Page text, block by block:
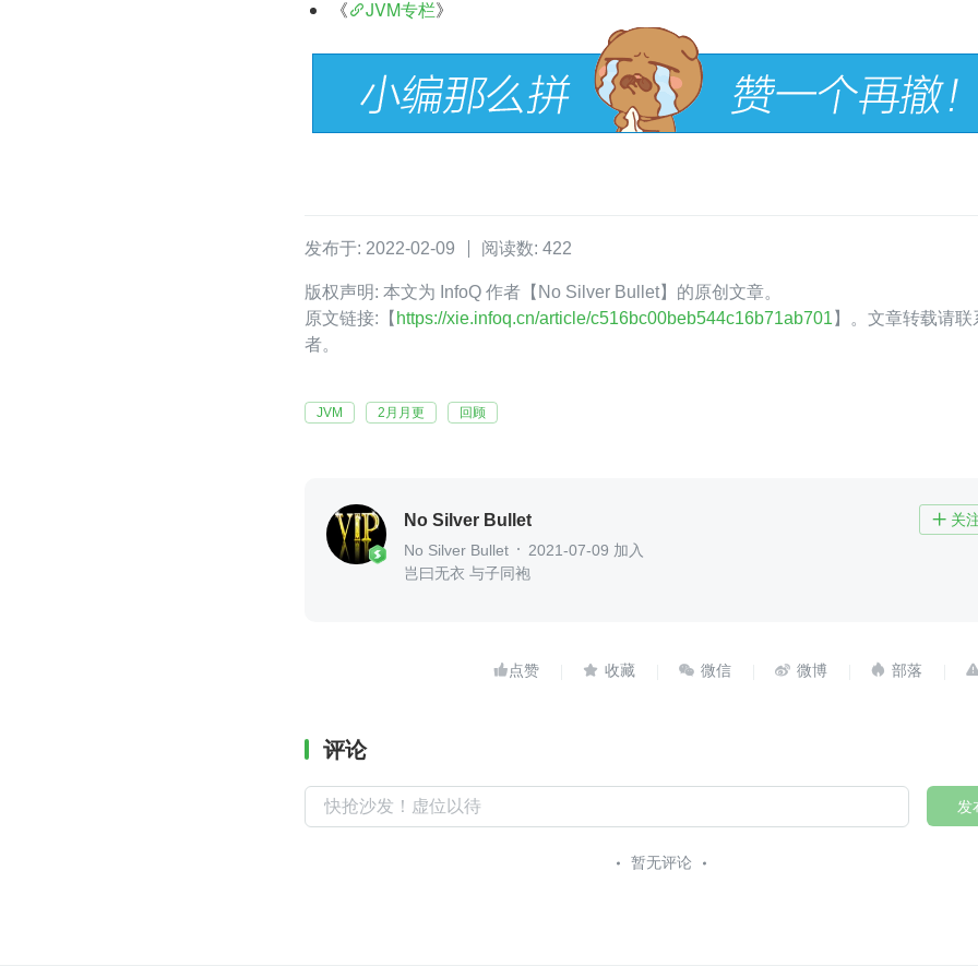
《 JVM专栏》
发布于: 2022-02-09 阅读数: 422
版权声明: 本文为 InfoQ 作者【No Silver Bullet】的原创文章。
原文链接:【 https://xie.infoq.cn/article/c516bc00beb544c16b71ab701 】。文章转载请联
者。
JVM 2月月更 回顾
No Silver Bullet  关
No Silver Bullet
2021-07-09 加入
岂曰无衣 与子同袍
    
评论
发
暂无评论